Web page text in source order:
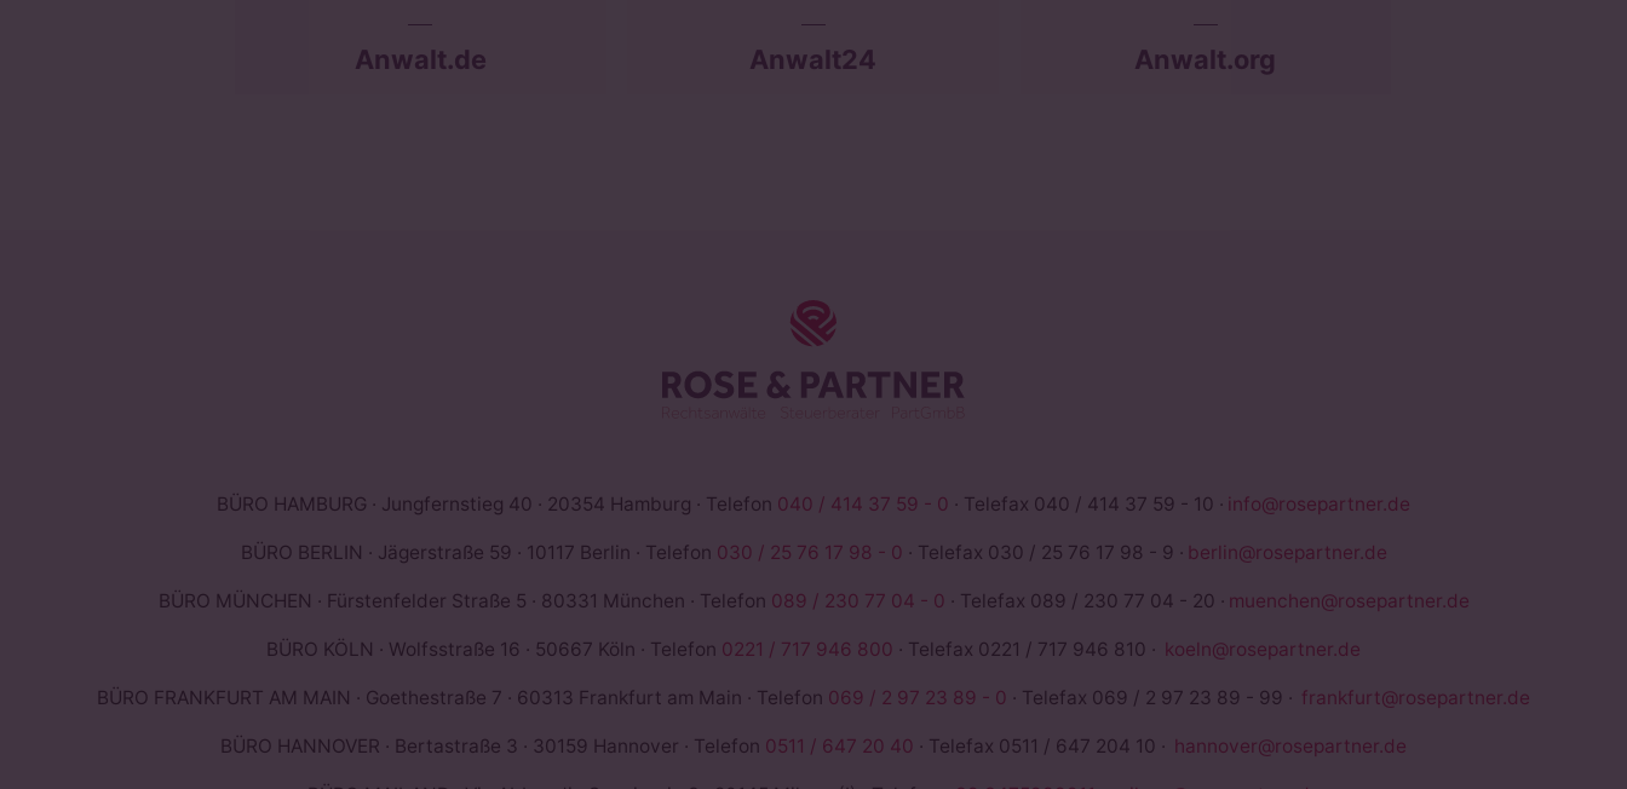
Anwalt.de Anwalt24 Anwalt.org
BÜRO HAMBURG · Jungfernstieg 40 · 20354 Hamburg · Telefon 040 / 414 37 59 - 0 · Telefax 040 / 414 37 59 - 10 · info@rosepartner.de
BÜRO BERLIN · Jägerstraße 59 · 10117 Berlin · Telefon 030 / 25 76 17 98 - 0 · Telefax 030 / 25 76 17 98 - 9 · berlin@rosepartner.de
BÜRO MÜNCHEN · Fürstenfelder Straße 5 · 80331 München · Telefon 089 / 230 77 04 - 0 · Telefax 089 / 230 77 04 - 20 · muenchen@rosepartner.de
BÜRO KÖLN · Wolfsstraße 16 · 50667 Köln · Telefon 0221 / 717 946 800 · Telefax 0221 / 717 946 810 · koeln@rosepartner.de
BÜRO FRANKFURT AM MAIN · Goethestraße 7 · 60313 Frankfurt am Main · Telefon 069 / 2 97 23 89 - 0 · Telefax 069 / 2 97 23 89 - 99 · frankfurt@rosepartner.de
BÜRO HANNOVER · Bertastraße 3 · 30159 Hannover · Telefon 0511 / 647 20 40 · Telefax 0511 / 647 204 10 · hannover@rosepartner.de